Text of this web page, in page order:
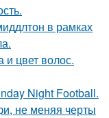
в рамках
цвет волос.
Night Football.
не меняя черты